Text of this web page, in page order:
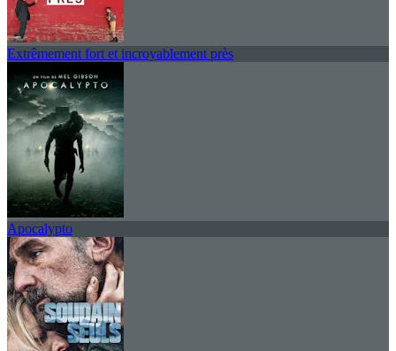
Extrêmement fort et incroyablement près
Apocalypto